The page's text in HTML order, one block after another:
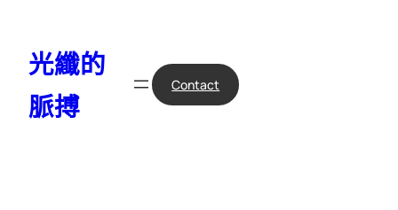
光纖的
脈搏
Contact